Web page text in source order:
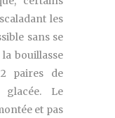
les
sans se
bouillasse
paires de
glacée. Le
et pas